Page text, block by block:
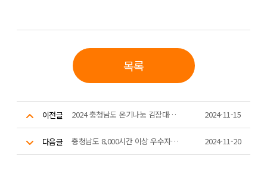
목록
이전글 2024 충청남도 온기나눔 김장대축제 2024-11-15
다음글 충청남도 8,000시간 이상 우수자원봉사자 인터뷰 영상자료 2024-11-20